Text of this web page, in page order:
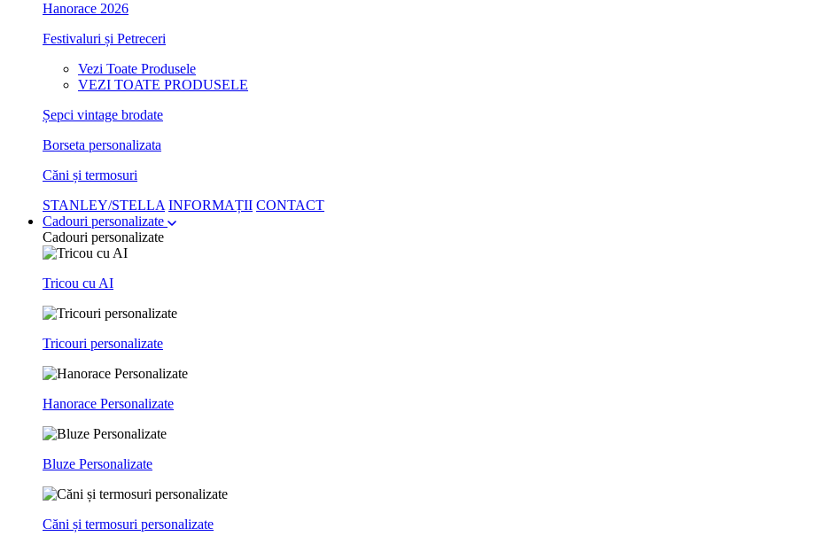
Hanorace 2026
Festivaluri și Petreceri
Vezi Toate Produsele
VEZI TOATE PRODUSELE
Șepci vintage brodate
Borseta personalizata
Căni și termosuri
STANLEY/STELLA INFORMAȚII CONTACT
Cadouri personalizate
Cadouri personalizate
Tricou cu AI
Tricouri personalizate
Hanorace Personalizate
Bluze Personalizate
Căni și termosuri personalizate